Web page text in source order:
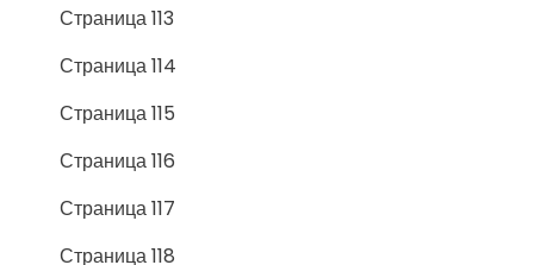
Страница 113
Страница 114
Страница 115
Страница 116
Страница 117
Страница 118